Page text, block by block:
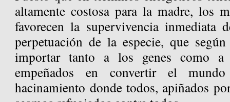
altamente costosa para la madre, los
favorecen la supervivencia inmediata
perpetuación de la especie, que
importar tanto a los genes como a
empeñados en convertir el
hacinamiento donde todos, apiñados